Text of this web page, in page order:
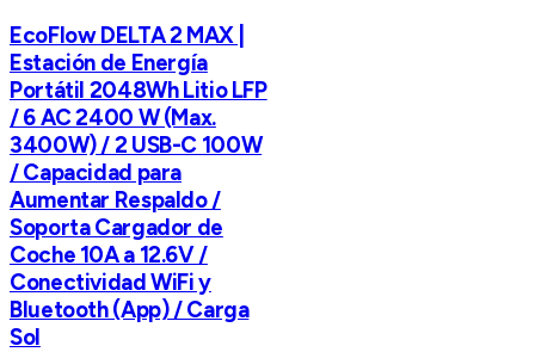
EcoFlow DELTA 2 MAX |
Estación de Energía
Portátil 2048Wh Litio LFP
/ 6 AC 2400 W (Max.
3400W) / 2 USB-C 100W
/ Capacidad para
Aumentar Respaldo /
Soporta Cargador de
Coche 10A a 12.6V /
Conectividad WiFi y
Bluetooth (App) / Carga
Sol